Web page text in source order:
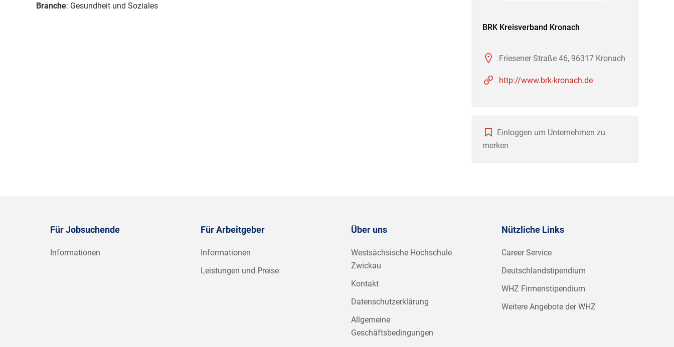
Branche: Gesundheit und Soziales
BRK Kreisverband Kronach
Friesener Straße 46, 96317 Kronach
http://www.brk-kronach.de
Einloggen um Unternehmen zu
merken
Für Jobsuchende
Informationen
Für Arbeitgeber
Informationen
Leistungen und Preise
Über uns
Westsächsische Hochschule
Zwickau
Kontakt
Datenschutzerklärung
Allgemeine
Geschäftsbedingungen
Nützliche Links
Career Service
Deutschlandstipendium
WHZ Firmenstipendium
Weitere Angebote der WHZ